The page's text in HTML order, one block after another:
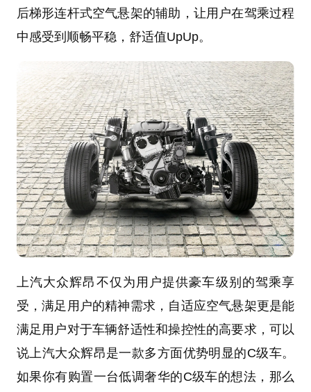
后梯形连杆式空气悬架的辅助，让用户在驾乘过程
中感受到顺畅平稳，舒适值UpUp。
上汽大众辉昂不仅为用户提供豪车级别的驾乘享
受，满足用户的精神需求，自适应空气悬架更是能
满足用户对于车辆舒适性和操控性的高要求，可以
说上汽大众辉昂是一款多方面优势明显的C级车。
如果你有购置一台低调奢华的C级车的想法，那么